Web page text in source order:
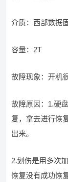
介质：西部数据
容量：2T
故障现象：开机
故障原因：1.硬
复，拿去进行恢
出来。
2.划伤是用多次
恢复没有成功恢